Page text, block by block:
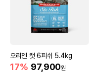
오리젠 캣 6피쉬 5.4kg
17% 97,900원